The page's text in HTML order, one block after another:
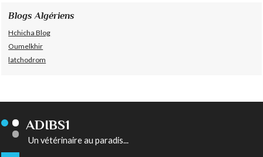
Blogs Algériens
Hchicha Blog
Oumelkhir
latchodrom
ADIBS1
Un vétérinaire au paradis...